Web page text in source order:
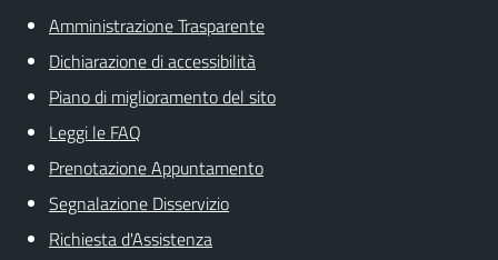
Amministrazione Trasparente
Dichiarazione di accessibilità
Piano di miglioramento del sito
Leggi le FAQ
Prenotazione Appuntamento
Segnalazione Disservizio
Richiesta d'Assistenza